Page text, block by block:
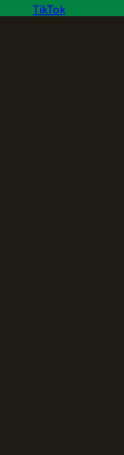
TikTok